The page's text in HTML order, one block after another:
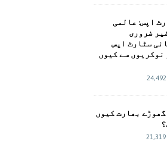
اپس: عالمی
ضروری
سٹارٹ اپس
نوکریوں سے کیوں
24,492
بھارت کیوں
21,319